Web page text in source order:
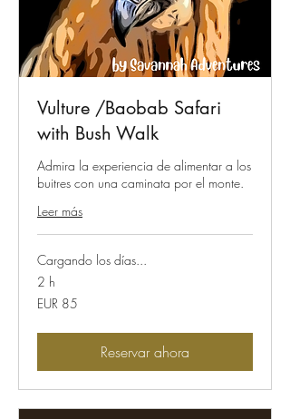
Vulture /Baobab Safari
with Bush Walk
Admira la experiencia de alimentar a los
buitres con una caminata por el monte.
Leer más
Cargando los días...
2 h
85
euros
EUR 85
Reservar ahora